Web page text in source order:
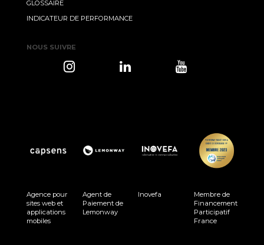
GLOSSAIRE
INDICATEUR DE PERFORMANCE
NOUS SUIVRE
Agence pour
sites web et
applications
mobiles
Agent de
Paiement de
Lemonway
Inovefa
Membre de
Financement
Participatif
France